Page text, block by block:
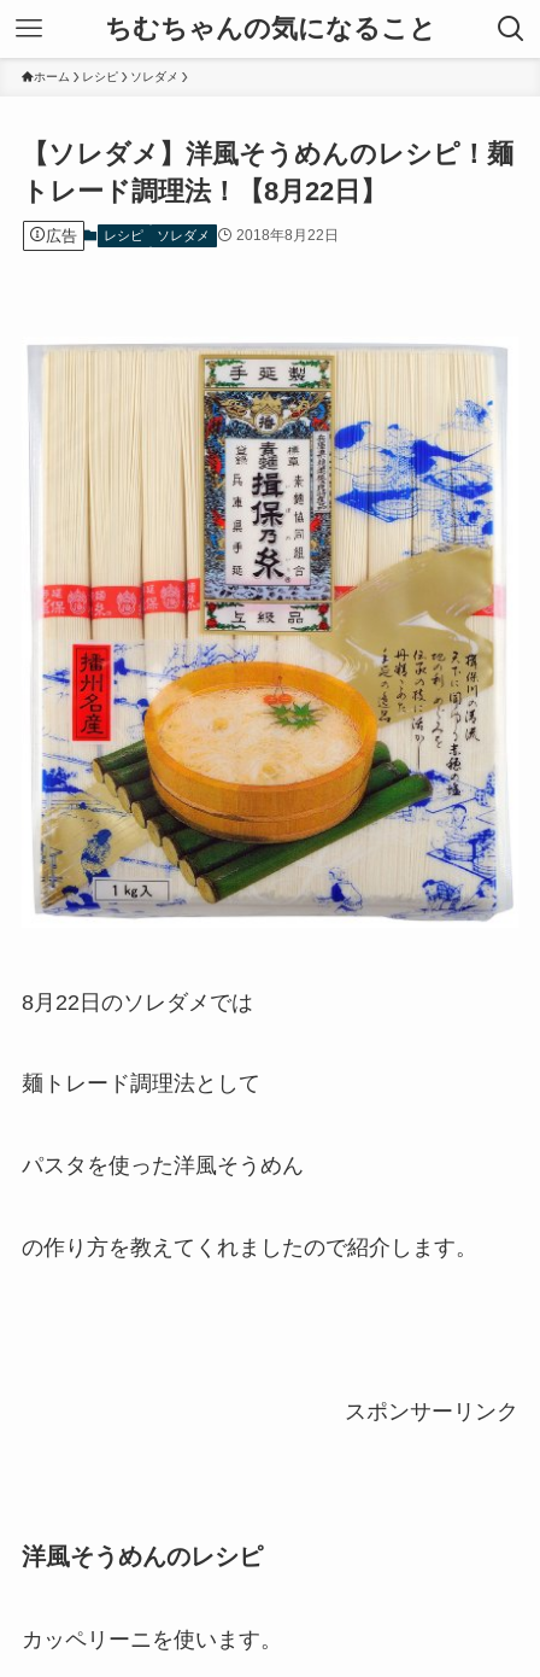
ちむちゃんの気になること
ホーム レシピ ソレダメ
【ソレダメ】洋風そうめんのレシピ！麺
トレード調理法！【8月22日】
広告 レシピ ソレダメ 2018年8月22日
8月22日のソレダメでは
麺トレード調理法として
パスタを使った洋風そうめん
の作り方を教えてくれましたので紹介します。
スポンサーリンク
洋風そうめんのレシピ
カッペリーニを使います。